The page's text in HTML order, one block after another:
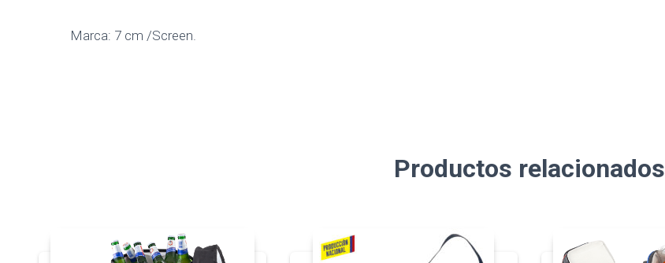
Marca: 7 cm /Screen.
Productos relacionados